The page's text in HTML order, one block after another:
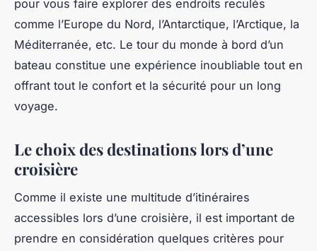
pour vous faire explorer des endroits reculés
comme l’Europe du Nord, l’Antarctique, l’Arctique, la
Méditerranée, etc. Le tour du monde à bord d’un
bateau constitue une expérience inoubliable tout en
offrant tout le confort et la sécurité pour un long
voyage.
Le choix des destinations lors d’une
croisière
Comme il existe une multitude d’itinéraires
accessibles lors d’une croisière, il est important de
prendre en considération quelques critères pour